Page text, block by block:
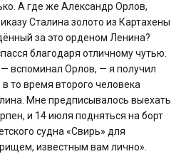
А где же Александр Орлов,
Сталина золото из Картахены
за это орденом Ленина?
благодаря отличному чутью.
вспоминал Орлов, — я получил
то время второго человека
Мне предписывалось выехать
и 14 июля подняться на борт
судна «Свирь» для
известным вам лично».